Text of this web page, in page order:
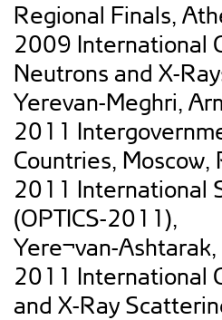
Regional Finals,
2009 International
Neutrons and X-
Yerevan-Meghri,
2011
Countries,
2011 International
(OPTICS-2011),
Yere¬van-
2011 International
and X-Ray